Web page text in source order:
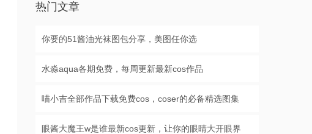
热门文章
你要的51酱油光袜图包分享，美图任你选
水淼aqua各期免费，每周更新最新cos作品
喵小吉全部作品下载免费cos，coser的必备精选图集
眼酱大魔王w是谁最新cos更新，让你的眼睛大开眼界